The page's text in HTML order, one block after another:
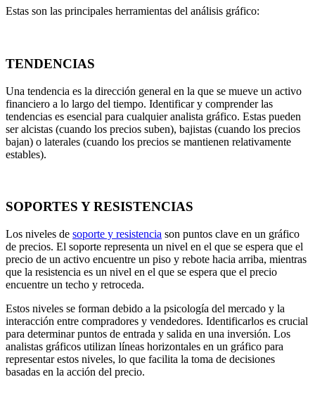
Estas son las principales herramientas del análisis gráfico:
TENDENCIAS
Una tendencia es la dirección general en la que se mueve un activo
financiero a lo largo del tiempo. Identificar y comprender las
tendencias es esencial para cualquier analista gráfico. Estas pueden
ser alcistas (cuando los precios suben), bajistas (cuando los precios
bajan) o laterales (cuando los precios se mantienen relativamente
estables).
SOPORTES Y RESISTENCIAS
Los niveles de soporte y resistencia son puntos clave en un gráfico
de precios. El soporte representa un nivel en el que se espera que el
precio de un activo encuentre un piso y rebote hacia arriba, mientras
que la resistencia es un nivel en el que se espera que el precio
encuentre un techo y retroceda.
Estos niveles se forman debido a la psicología del mercado y la
interacción entre compradores y vendedores. Identificarlos es crucial
para determinar puntos de entrada y salida en una inversión. Los
analistas gráficos utilizan líneas horizontales en un gráfico para
representar estos niveles, lo que facilita la toma de decisiones
basadas en la acción del precio.